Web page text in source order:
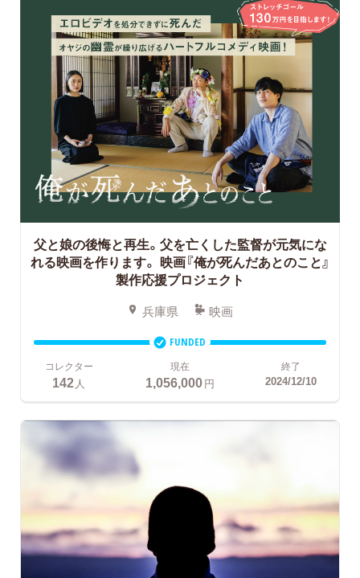
父と娘の後悔と再生。父を亡くした監督が元気にな
れる映画を作ります。 映画『俺が死んだあとのこと』
製作応援プロジェクト
兵庫県 映画
FUNDED
コレクター
142 人
現在
1,056,000円
終了
2024/12/10